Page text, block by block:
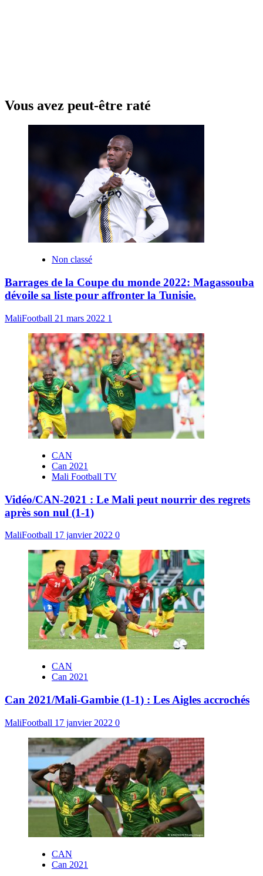
Vous avez peut-être raté
Non classé
Barrages de la Coupe du monde 2022: Magassouba
dévoile sa liste pour affronter la Tunisie.
MaliFootball 21 mars 2022 1
CAN
Can 2021
Mali Football TV
Vidéo/CAN-2021 : Le Mali peut nourrir des regrets
après son nul (1-1)
MaliFootball 17 janvier 2022 0
CAN
Can 2021
Can 2021/Mali-Gambie (1-1) : Les Aigles accrochés
MaliFootball 17 janvier 2022 0
CAN
Can 2021